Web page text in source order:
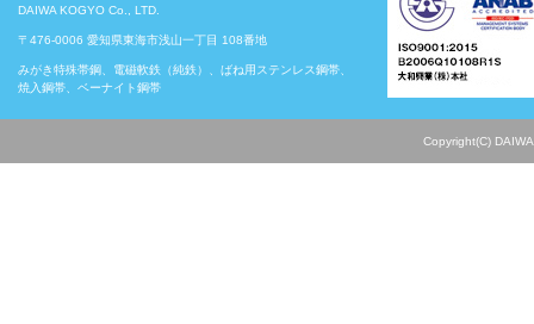
DAIWA KOGYO Co., LTD.
〒476-0006 愛知県東海市浅山一丁目 108番地
みがき特殊帯鋼、電磁軟鉄（純鉄）、ばね用ステンレス鋼帯、
焼入鋼帯、ベーナイト鋼帯
Copyright(C)